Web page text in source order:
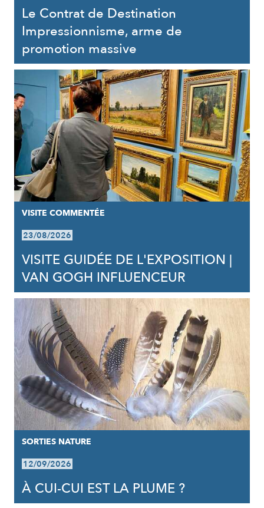
Le Contrat de Destination
Impressionnisme, arme de
promotion massive
VISITE COMMENTÉE
23/08/2026
VISITE GUIDÉE DE L'EXPOSITION |
VAN GOGH INFLUENCEUR
SORTIES NATURE
12/09/2026
À CUI-CUI EST LA PLUME ?